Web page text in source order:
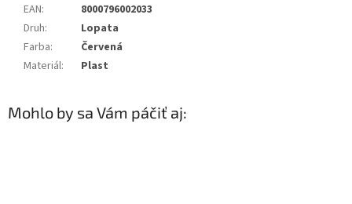
EAN:
8000796002033
Druh:
Lopata
Farba:
Červená
Materiál: Plast
Mohlo by sa Vám páčiť aj: